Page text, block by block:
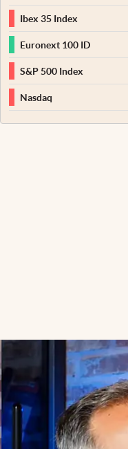
Ibex 35 Index
Euronext 100 ID
S&P 500 Index
Nasdaq